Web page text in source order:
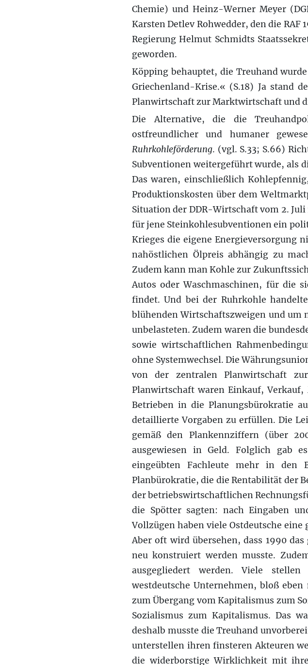
Chemie) und Heinz-Werner Meyer
Karsten Detlev Rohwedder, den die
Regierung Helmut Schmidts
geworden.
Köpping behauptet, die Treuhand
Griechenland-Krise.« (S.18) Ja stand
Planwirtschaft zur Marktwirtschaft und
Die Alternative, die die
ostfreundlicher und humaner
Ruhrkohleförderung. (vgl. S.33; S.66)
Subventionen weitergeführt wurde, als
Das waren, einschließlich
Produktionskosten über dem
Situation der DDR-Wirtschaft vom 2. Juli
für jene Steinkohlesubventionen ein
Krieges die eigene Energieversorgung
nahöstlichen Ölpreis abhängig zu
Zudem kann man Kohle zur
Autos oder Waschmaschinen, für die
findet. Und bei der Ruhrkohle
blühenden Wirtschaftszweigen und um
unbelasteten. Zudem waren die
sowie wirtschaftlichen
ohne Systemwechsel. Die
von der zentralen Planwirtschaft
Planwirtschaft waren Einkauf,
Betrieben in die Planungsbürokratie
detaillierte Vorgaben zu erfüllen. Die
gemäß den Plankennziffern (über
ausgewiesen in Geld. Folglich gab
eingeübten Fachleute mehr in den
Planbürokratie, die die Rentabilität der
der betriebswirtschaftlichen
die Spötter sagten: nach Eingaben
Vollzügen haben viele Ostdeutsche
Aber oft wird übersehen, dass 1990
neu konstruiert werden musste.
ausgegliedert werden. Viele
westdeutsche Unternehmen, bloß
zum Übergang vom Kapitalismus zum
Sozialismus zum Kapitalismus. Das
deshalb musste die Treuhand
unterstellen ihren finsteren Akteuren
die widerborstige Wirklichkeit mit